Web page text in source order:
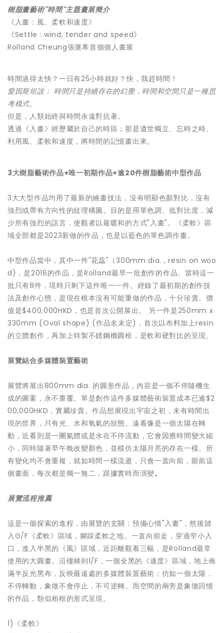
樹脂畫藝術"時間"主題畫展簡介
《入畫：風、柔軟和速度》
《Settle : wind, tender and speed》
Rolland Cheung張滙希首個個人畫展
時間過得太快？一日有25小時就好？快，我趕時間！
愛因斯坦說： 時間只是持續存在的幻覺，時間和空間只是一種思
考模式。
但是，人類始終與時間永遠對抗著。
透過《入畫》經歷屬於自己的時區；那是遺世獨立、忘時之時。
利用風、柔軟和速度，將時間的記憶畫出來。
3大樹脂藝術作品+唯一初期作品+逾20件樹脂藝術中型作品
3大大型作品均用了最新的繪畫技法，沒有明顯色顏對比，沒有
強烈或帶有方向性的紋理構圖。目的是用單色調、低對比度，減
少所有強烈的語言，使觀者以最暖和的方式"入畫"。《柔軟》區
域全部都是2023新做的作品，也是以藍色的單色調作畫。
中型作品當中，其中一件"花蕊"（300mm dia. , resin on woo
d)，是2016的作品，是Rolland最早一批創作的作品。當時這一
批只有8件，現時只剩下這件唯一一件。經錄了最初期的創作技
法及創作心態，是現在根本沒有可能重做的作品，十分珍貴。價
值是$400,000HKD，也是首次公開展出。 另一件是250mm x
330mm (Oval shape) (作品名未定)，首次以布料加上resin
的立體創作，再加上特製不銹鋼橢圓框，是軟和硬對比的呈現。
展覽結合多媒體裝置藝術
展覽將展出800mm dia. 的圓形作品，內容是一個不停隨機生
成的圖案，永不重覆。單是創作這件多媒體藝術裝置成本已逾$2
00,000HKD，實屬珍貴。作品想展現出宇宙之初，未有時間出
現的世界，只有光、水和氧氣的狀態。遠看像是一個太陽在轉
動，近看則是一團氣體或是水在不停流動，它會因應時間變大縮
小，同時隨著早午晚改變顏色，並模仿太陽月亮的存在一樣。所
有變化均不會重複，就如時間一樣流逝，只會一直向前，眼前這
個畫面，每次都是獨一無二，跟據實時而演變。
展覽流程推薦
這是一個探索的進程，由展覽的玄關：預備心情"入畫"，然後踏
入G/F《柔軟》區域，腳踩柔軟之地。一直向前走，穿過窄小入
口，進入半黑的《風》區域，近距離觀看三幅，是Rolland最常
使用的大圓畫。沿樓梯到1/F，一個全黑的《速度》區域，地上佈
滿半反光黑布，反映最遠處的多媒體裝置藝術；仿如一個太陽，
不停轉動，象徵不會停止，不可逆轉。而空間的兩旁是象徵回憶
的作品，類似相框的形式呈現。
1)《柔軟》